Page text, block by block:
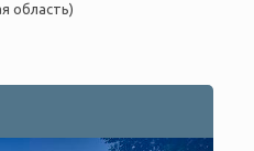
область)